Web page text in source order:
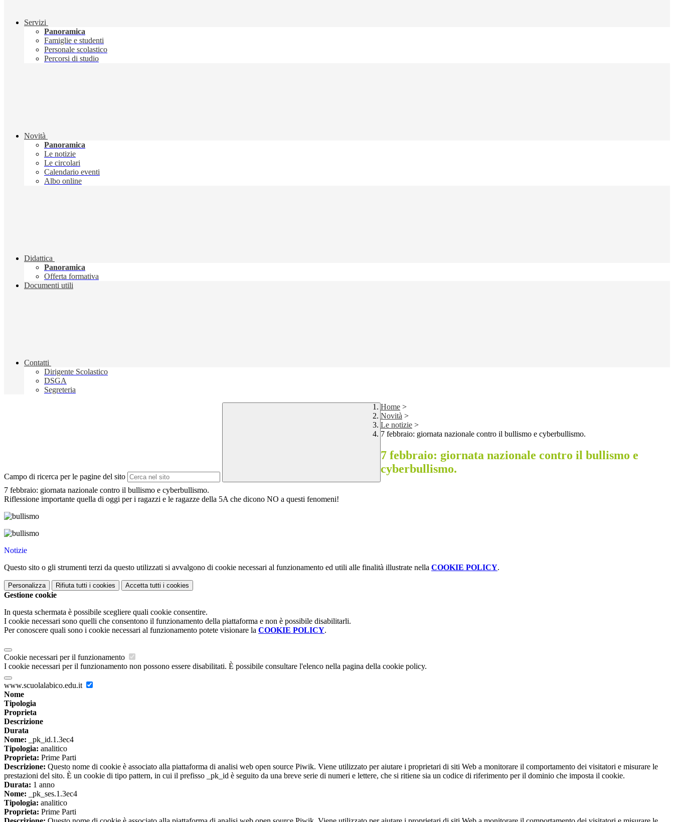
Servizi
Panoramica
Famiglie e studenti
Personale scolastico
Percorsi di studio
Novità
Panoramica
Le notizie
Le circolari
Calendario eventi
Albo online
Didattica
Panoramica
Offerta formativa
Documenti utili
Contatti
Dirigente Scolastico
DSGA
Segreteria
Campo di ricerca per le pagine del sito
Home >
Novità >
Le notizie >
7 febbraio: giornata nazionale contro il bullismo e cyberbullismo.
7 febbraio: giornata nazionale contro il bullismo e
cyberbullismo.
7 febbraio: giornata nazionale contro il bullismo e cyberbullismo.
Riflessione importante quella di oggi per i ragazzi e le ragazze della 5A che dicono NO a questi fenomeni!
Notizie
Questo sito o gli strumenti terzi da questo utilizzati si avvalgono di cookie necessari al funzionamento ed utili alle finalità illustrate nella COOKIE POLICY.
Personalizza Rifiuta tutti i cookies Accetta tutti i cookies
Gestione cookie
In questa schermata è possibile scegliere quali cookie consentire.
I cookie necessari sono quelli che consentono il funzionamento della piattaforma e non è possibile disabilitarli.
Per conoscere quali sono i cookie necessari al funzionamento potete visionare la COOKIE POLICY.
Cookie necessari per il funzionamento
I cookie necessari per il funzionamento non possono essere disabilitati. È possibile consultare l'elenco nella pagina della cookie policy.
www.scuolalabico.edu.it
Nome
Tipologia
Proprieta
Descrizione
Durata
Nome: _pk_id.1.3ec4
Tipologia: analitico
Proprieta: Prime Parti
Descrizione: Questo nome di cookie è associato alla piattaforma di analisi web open source Piwik. Viene utilizzato per aiutare i proprietari di siti Web a monitorare il comportamento dei visitatori e misurare le
prestazioni del sito. È un cookie di tipo pattern, in cui il prefisso _pk_id è seguito da una breve serie di numeri e lettere, che si ritiene sia un codice di riferimento per il dominio che imposta il cookie.
Durata: 1 anno
Nome: _pk_ses.1.3ec4
Tipologia: analitico
Proprieta: Prime Parti